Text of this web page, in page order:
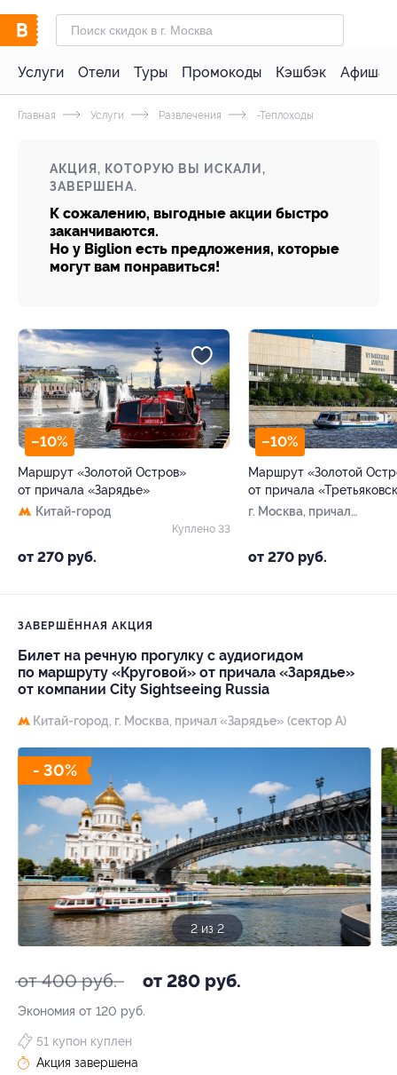
Услуги Отели Туры Промокоды Кэшбэк Афиша
Главная Услуги Развлечения -Теплоходы
АКЦИЯ, КОТОРУЮ ВЫ ИСКАЛИ,
ЗАВЕРШЕНА.
К сожалению, выгодные акции быстро
заканчиваются.
Но у Biglion есть предложения, которые
могут вам понравиться!
–10%
Маршрут «Золотой Остров»
от причала «Зарядье»
Китай-город
от 270 руб.
Куплено 33
–10%
Маршрут «Золотой
от причала
г. Москва, причал
от 270 руб.
ЗАВЕРШЁННАЯ АКЦИЯ
Билет на речную прогулку с аудиогидом
по маршруту «Круговой» от причала «Зарядье»
от компании City Sightseeing Russia
Китай-город, г. Москва, причал «Зарядье» (сектор А)
- 30%
2 из 2
от 400 руб. от 280 руб.
Экономия от 120 руб.
51 купон куплен
Акция завершена